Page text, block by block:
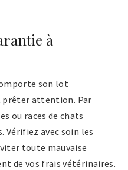
à
son lot
prêter attention. Par
ou races de chats
Vérifiez avec soin les
toute mauvaise
de vos frais vétérinaires.